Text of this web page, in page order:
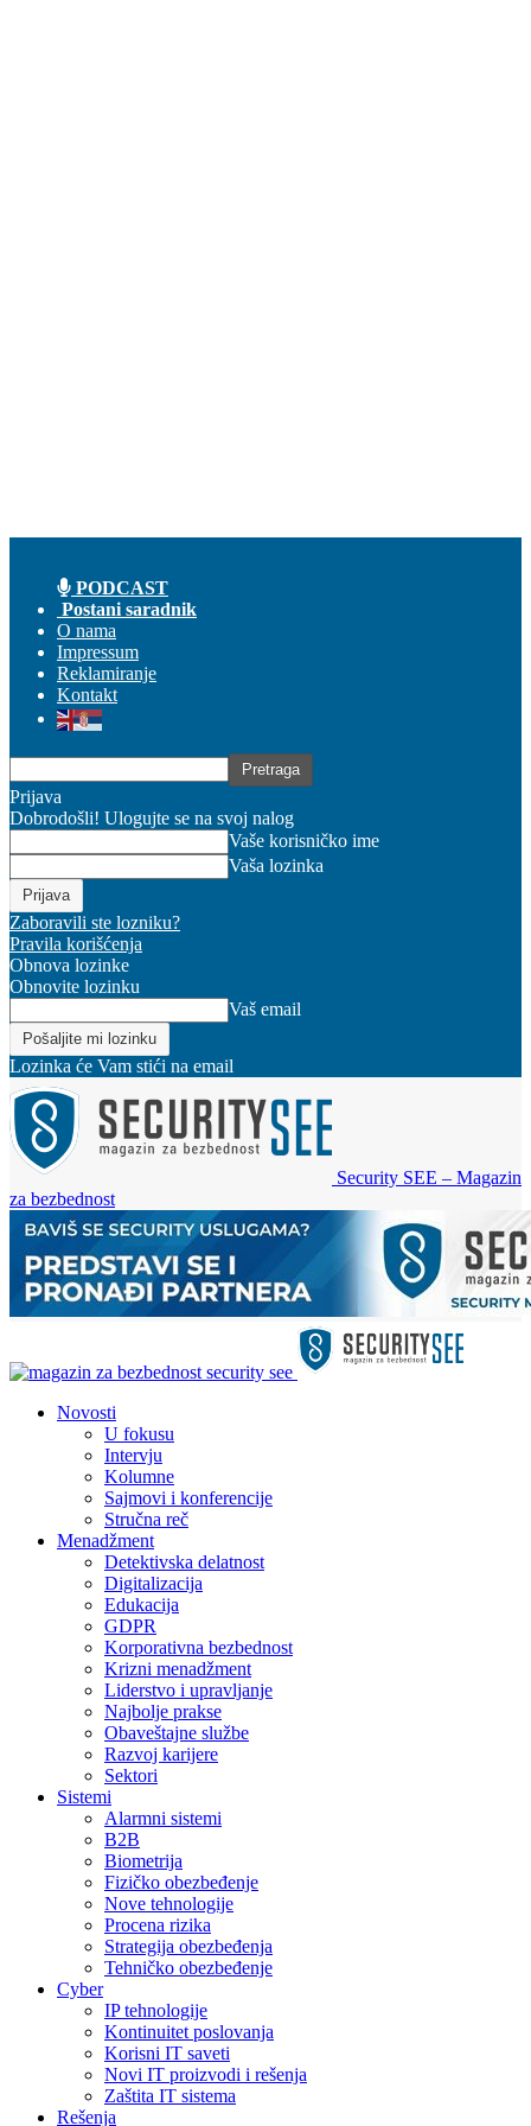
PODCAST
Postani saradnik
O nama
Impressum
Reklamiranje
Kontakt
Prijava
Dobrodošli! Ulogujte se na svoj nalog
Vaše korisničko ime
Vaša lozinka
Zaboravili ste lozniku?
Pravila korišćenja
Obnova lozinke
Obnovite lozinku
Vaš email
Lozinka će Vam stići na email
Security SEE – Magazin
za bezbednost
Novosti
U fokusu
Intervju
Kolumne
Sajmovi i konferencije
Stručna reč
Menadžment
Detektivska delatnost
Digitalizacija
Edukacija
GDPR
Korporativna bezbednost
Krizni menadžment
Liderstvo i upravljanje
Najbolje prakse
Obaveštajne službe
Razvoj karijere
Sektori
Sistemi
Alarmni sistemi
B2B
Biometrija
Fizičko obezbeđenje
Nove tehnologije
Procena rizika
Strategija obezbeđenja
Tehničko obezbeđenje
Cyber
IP tehnologije
Kontinuitet poslovanja
Korisni IT saveti
Novi IT proizvodi i rešenja
Zaštita IT sistema
Rešenja